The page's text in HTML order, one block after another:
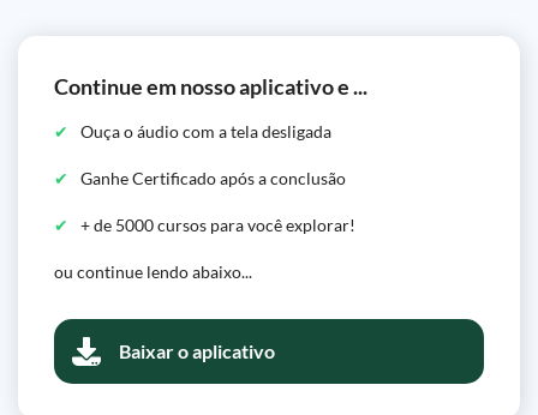
Continue em nosso aplicativo e ...
Ouça o áudio com a tela desligada
Ganhe Certificado após a conclusão
+ de 5000 cursos para você explorar!
ou continue lendo abaixo...
Baixar o aplicativo